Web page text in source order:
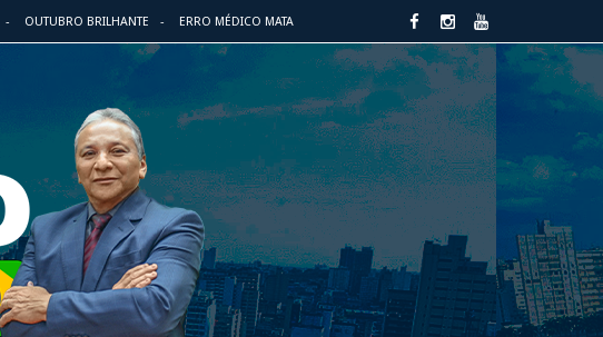
OUTUBRO BRILHANTE ERRO MÉDICO MATA